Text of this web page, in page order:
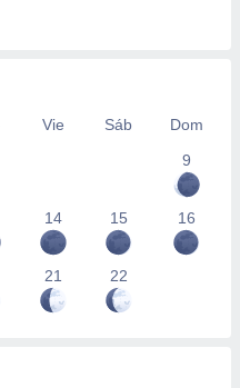
Vie Sáb
Dom
9
14 15 16
21 22